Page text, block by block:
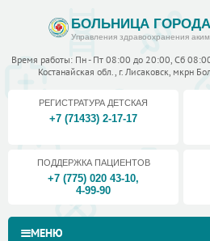
БОЛЬНИЦА
Управления здравоохранения
Время работы: Пн - Пт 08:00 до 20:00, Сб
Костанайская обл., г. Лисаковск, мкрн
РЕГИСТРАТУРА ДЕТСКАЯ
+7 (71433) 2-17-17
ПОДДЕРЖКА ПАЦИЕНТОВ
+7 (775) 020 43-10,
4-99-90
МЕНЮ